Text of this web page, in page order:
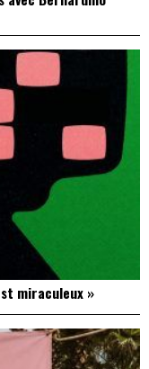
miraculeux »